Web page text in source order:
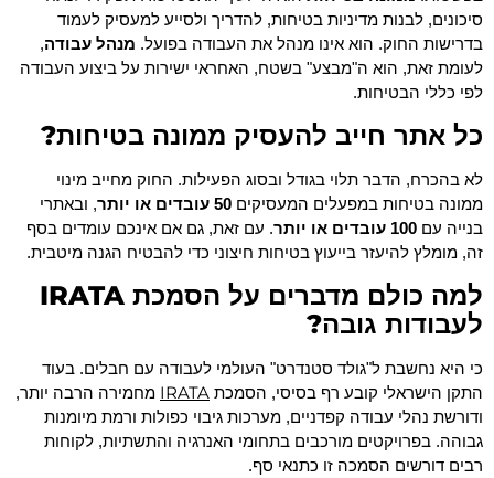
סיכונים, לבנות מדיניות בטיחות, להדריך ולסייע למעסיק לעמוד
בדרישות החוק. הוא אינו מנהל את העבודה בפועל. מנהל עבודה,
לעומת זאת, הוא ה"מבצע" בשטח, האחראי ישירות על ביצוע העבודה
לפי כללי הבטיחות.
כל אתר חייב להעסיק ממונה בטיחות?
לא בהכרח, הדבר תלוי בגודל ובסוג הפעילות. החוק מחייב מינוי
ממונה בטיחות במפעלים המעסיקים 50 עובדים או יותר
, ובאתרי
בנייה עם 100 עובדים או יותר
. עם זאת, גם אם אינכם עומדים בסף
זה, מומלץ להיעזר בייעוץ בטיחות חיצוני כדי להבטיח הגנה מיטבית.
למה כולם מדברים על הסמכת IRATA
לעבודות גובה?
כי היא נחשבת ל"גולד סטנדרט" העולמי לעבודה עם חבלים. בעוד
התקן הישראלי קובע רף בסיסי, הסמכת IRATA מחמירה הרבה יותר,
ודורשת נהלי עבודה קפדניים, מערכות גיבוי כפולות ורמת מיומנות
גבוהה. בפרויקטים מורכבים בתחומי האנרגיה והתשתיות, לקוחות
רבים דורשים הסמכה זו כתנאי סף.